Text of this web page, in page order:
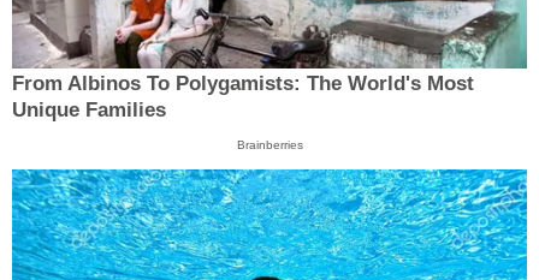
From Albinos To Polygamists: The World's Most
Unique Families
Brainberries